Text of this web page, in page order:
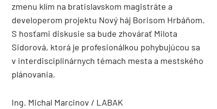
zmenu klím na bratislavskom magistráte a
developerom projektu Nový háj Borisom Hrbáňom.
S hosťami diskusie sa bude zhovárať Milota
Sidorová, ktorá je profesionálkou pohybujúcou sa
v interdisciplinárnych témach mesta a mestského
plánovania.
Ing. Michal Marcinov / LABAK